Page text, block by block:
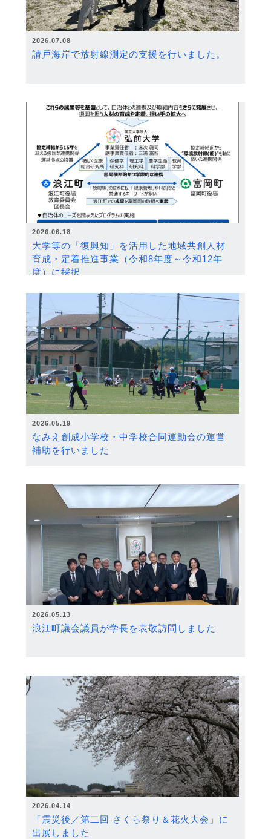
2026.07.08
請戸海岸で放射線測定の支援を行いました。
2026.06.18
大学等の「復興知」を活用した地域共創人材
育成・定着推進事業（令和8年度～令和12年
度）に採択
2026.05.19
なみえ創成小学校・中学校合同運動会の運営
補助を行いました
2026.05.13
浪江町議会議員が学長を表敬訪問しました
2026.04.14
「震災後／第二回 さくら祭り＆花火大会」に
出展しました